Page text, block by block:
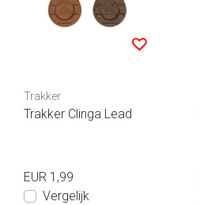
Trakker
Trakker Clinga Lead
EUR 1,99
Vergelijk